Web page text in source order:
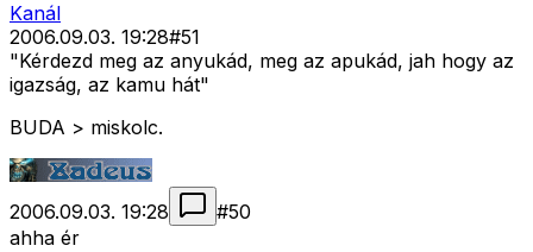
Kanál
2006.09.03. 19:28#51
"Kérdezd meg az anyukád, meg az apukád, jah hogy az
igazság, az kamu hát"
BUDA > miskolc.
2006.09.03. 19:28 #50
ahha ér